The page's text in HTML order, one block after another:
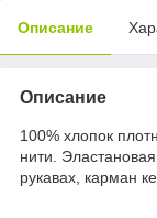
Описание
Описание
100% хлопок
нити.
рукавах, карман